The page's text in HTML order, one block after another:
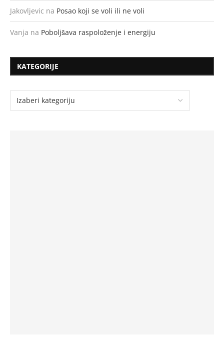
Jakovljevic na Posao koji se voli ili ne voli
Vanja na Poboljšava raspoloženje i energiju
KATEGORIJE